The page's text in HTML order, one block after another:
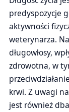
predyspozycje
aktywności
weterynarza.
długowłosy,
zdrowotna, w
krwi. Z uwagi
jest również